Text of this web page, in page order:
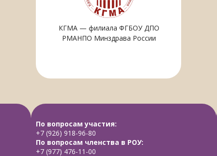
ФГБОУ ВО Казанский Государственный
России
КГМА — филиала ФГБОУ ДПО
РМАНПО Минздрава России
По вопросам участия:
+7 (926) 918-96-80
По вопросам членства в РОУ:
+7 (977) 476-11-00